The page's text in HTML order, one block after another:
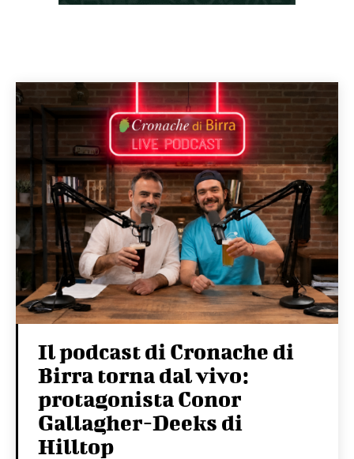
Il podcast di Cronache di
Birra torna dal vivo:
protagonista Conor
Gallagher-Deeks di
Hilltop